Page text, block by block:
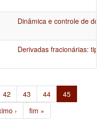
Dinâmica e controle de
Derivadas fracionárias:
42 43 44
45
› fim »